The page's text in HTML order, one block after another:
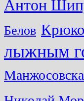
Антон
Белов
лыжным